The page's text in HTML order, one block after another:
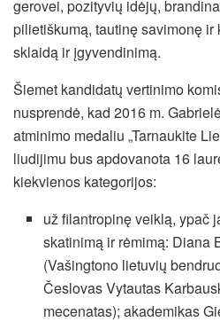
gerovei, pozityvių idėjų,
pilietiškumą, tautinę savimonę
sklaidą ir įgyvendinimą.
Šiemet kandidatų vertinimo
nusprendė, kad 2016 m.
atminimo medaliu „Tarnaukite
liudijimu bus apdovanota 16
kiekvienos kategorijos:
už filantropinę veiklą, ypač
skatinimą ir rėmimą: Diana
(Vašingtono lietuvių
Česlovas Vytautas
mecenatas); akademikas